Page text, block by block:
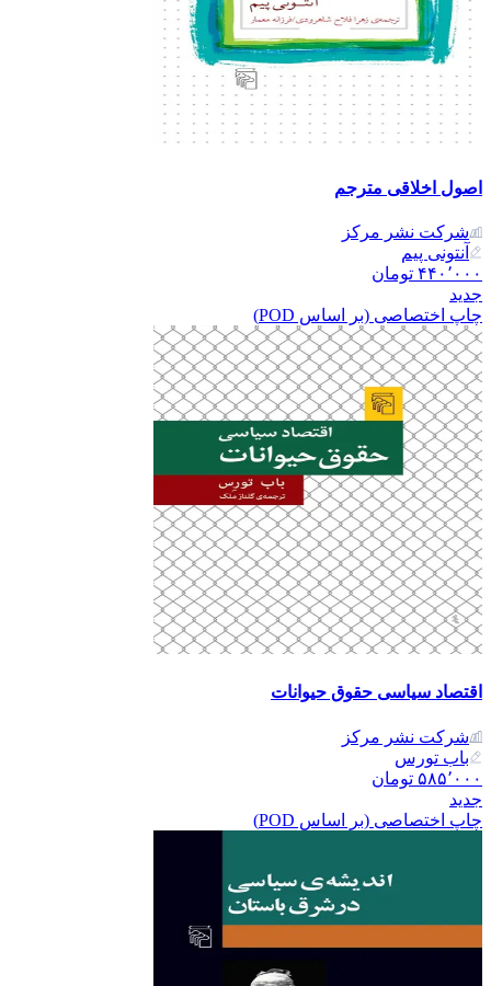
اصول اخلاقی مترجم
شرکت نشر مرکز
آنتونی پیم
۴۴۰٬۰۰۰ تومان
جدید
چاپ اختصاصی (بر اساس POD)
اقتصاد سیاسی حقوق حیوانات
شرکت نشر مرکز
باب تورس
۵۸۵٬۰۰۰ تومان
جدید
چاپ اختصاصی (بر اساس POD)